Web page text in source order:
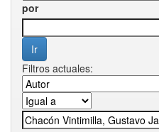
por
Filtros actuales: